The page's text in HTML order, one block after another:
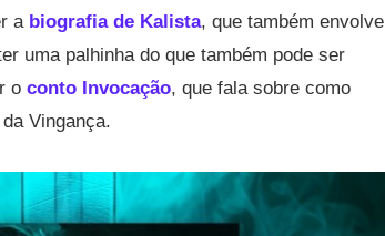
a biografia de Kalista, que também envolve
uma palhinha do que também pode ser
o conto Invocação, que fala sobre como
Vingança.